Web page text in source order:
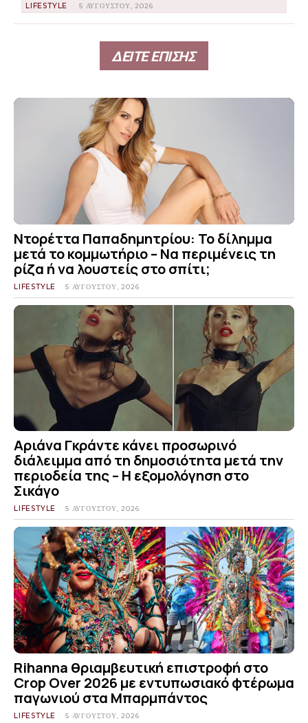
LIFESTYLE 5 ΑΥΓΟΎΣΤΟΥ, 2026
ΔΕΙΤΕ ΕΠΙΣΗΣ
Ντορέττα Παπαδημητρίου: Το δίλημμα
μετά το κομμωτήριο – Να περιμένεις τη
ρίζα ή να λουστείς στο σπίτι;
LIFESTYLE 5 ΑΥΓΟΎΣΤΟΥ, 2026
Αριάνα Γκράντε κάνει προσωρινό
διάλειμμα από τη δημοσιότητα μετά την
περιοδεία της – Η εξομολόγηση στο
Σικάγο
LIFESTYLE 5 ΑΥΓΟΎΣΤΟΥ, 2026
Rihanna θριαμβευτική επιστροφή στο
Crop Over 2026 με εντυπωσιακό φτέρωμα
παγωνιού στα Μπαρμπάντος
LIFESTYLE 5 ΑΥΓΟΎΣΤΟΥ, 2026